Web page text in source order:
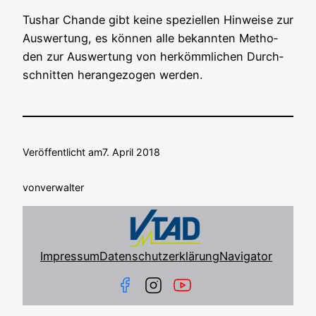
Tus­har Chan­de gibt kei­ne spe­zi­el­len Hin­wei­se zur
Aus­wer­tung, es kön­nen alle bekann­ten Metho­
den zur Aus­wer­tung von her­kömm­li­chen Durch­
schnit­ten her­an­ge­zo­gen werden.
Veröffentlicht am7. April 2018
vonverwalter
ImpressumDatenschutzerklärungNavigator